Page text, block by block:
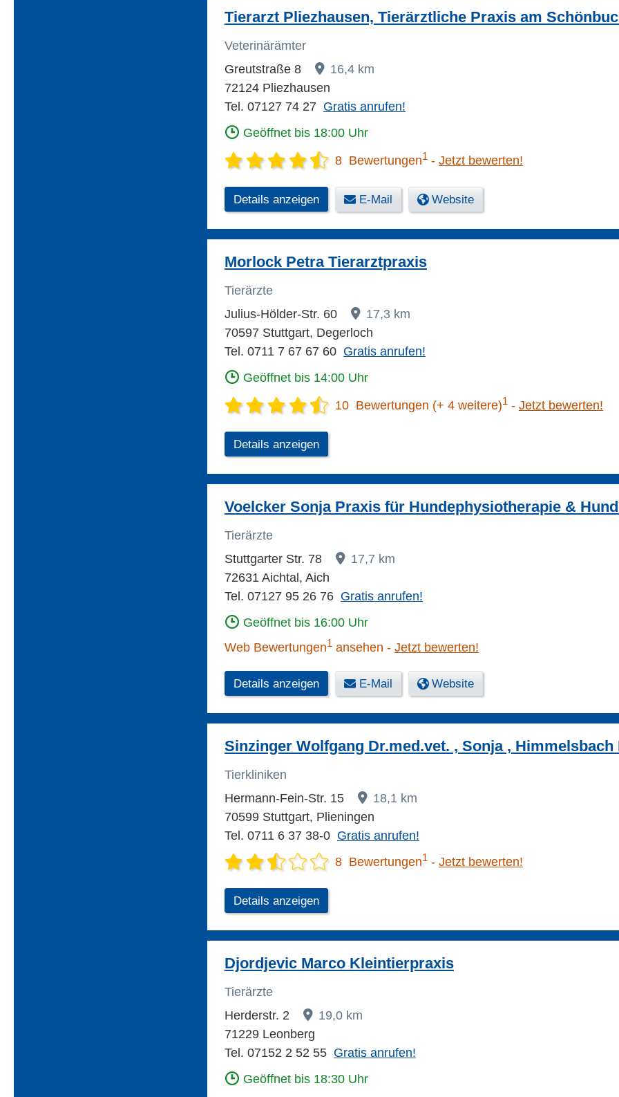
Tierarzt Pliezhausen, Tierärztliche Praxis am
Veterinärämter
Greutstraße 8
16,4 km
72124 Pliezhausen
Tel. 07127 74 27 Gratis anrufen!
Geöffnet bis 18:00 Uhr
8 Bewertungen1 Jetzt bewerten!
Details anzeigen E-Mail Website
Morlock Petra Tierarztpraxis
Tierärzte
Julius-Hölder-Str. 60
17,3 km
70597 Stuttgart, Degerloch
Tel. 0711 7 67 67 60 Gratis anrufen!
Geöffnet bis 14:00 Uhr
10 Bewertungen (+ 4 weitere)1 Jetzt bewerten!
Details anzeigen
Voelcker Sonja Praxis für Hundephysiotherapie &
Tierärzte
Stuttgarter Str. 78
17,7 km
72631 Aichtal, Aich
Tel. 07127 95 26 76 Gratis anrufen!
Geöffnet bis 16:00 Uhr
Web Bewertungen1 ansehen Jetzt bewerten!
Details anzeigen E-Mail Website
Sinzinger Wolfgang Dr.med.vet. , Sonja ,
Tierkliniken
Hermann-Fein-Str. 15
18,1 km
70599 Stuttgart, Plieningen
Tel. 0711 6 37 38-0 Gratis anrufen!
8 Bewertungen1 Jetzt bewerten!
Details anzeigen
Djordjevic Marco Kleintierpraxis
Tierärzte
Herderstr. 2
19,0 km
71229 Leonberg
Tel. 07152 2 52 55 Gratis anrufen!
Geöffnet bis 18:30 Uhr